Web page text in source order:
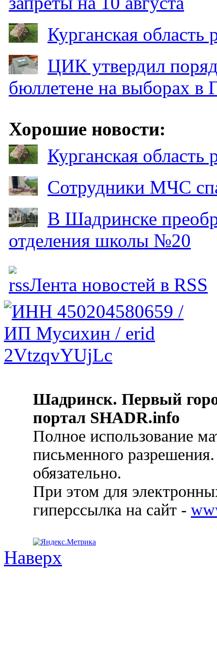
Курганская
ЦИК утвердил
бюллетене на выборах в
Хорошие новости:
Курганская
Сотрудники МЧС
В Шадринске
отделения школы №20
Лента новостей в RSS
Шадринск. Первый
портал SHADR.info
Полное использование
письменного
обязательно.
При этом для
гиперссылка на сайт -
Наверх